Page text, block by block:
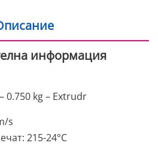
информация
0.750 kg – Extrudr
s
215-24°C